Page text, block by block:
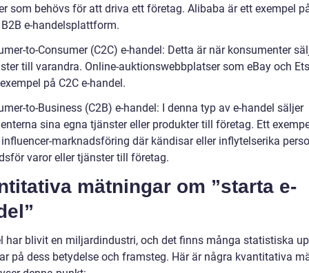
som behövs för att driva ett företag. Alibaba är ett exempel
e-handelsplattform.
to-Consumer (C2C) e-handel: Detta är när konsumenter
till varandra. Online-auktionswebbplatser som eBay och
på C2C e-handel.
to-Business (C2B) e-handel: I denna typ av e-handel säljer
sina egna tjänster eller produkter till företag. Ett
marknadsföring där kändisar eller inflytelserika
varor eller tjänster till företag.
mätningar om ”starta e-
har blivit en miljardindustri, och det finns många statistiska
på dess betydelse och framsteg. Här är några kvantitativa